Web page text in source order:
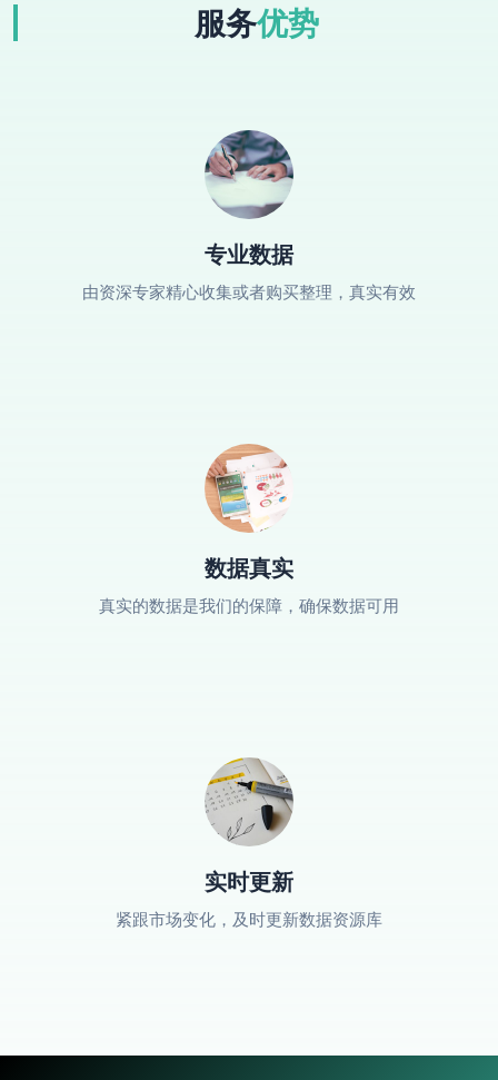
服务优势
专业数据
由资深专家精心收集或者购买整理，真实有效
数据真实
真实的数据是我们的保障，确保数据可用
实时更新
紧跟市场变化，及时更新数据资源库